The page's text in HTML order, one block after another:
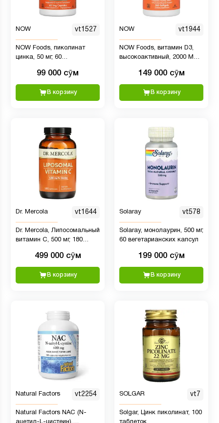
NOW vt1527
NOW Foods, пиколинат
цинка, 50 мг, 60
мг в 1 капсуле)
99 000 сӯм
В корзину
NOW vt1944
NOW Foods, витамин D3,
высокоактивный, 2000 МЕ,
149 000 сӯм
В корзину
Dr. Mercola vt1644
Dr. Mercola, Липосомальный
витамин C, 500 мг, 180
499 000 сӯм
В корзину
Solaray vt578
Solaray, монолаурин, 500 мг,
60 вегетарианских капсул
199 000 сӯм
В корзину
Natural Factors vt2254
Natural Factors NAC (N-
SOLGAR vt7
Solgar, Цинк пиколинат, 100